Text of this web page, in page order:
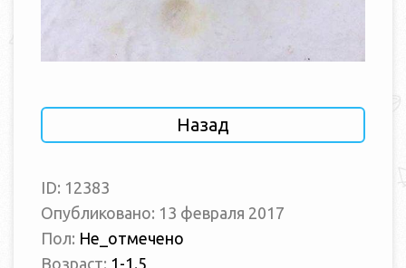
Назад
ID: 12383
Опубликовано: 13 февраля 2017
Пол: Не_отмечено
Возраст: 1-1.5